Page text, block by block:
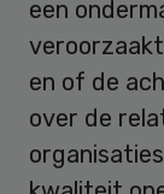
een
en of de
over de